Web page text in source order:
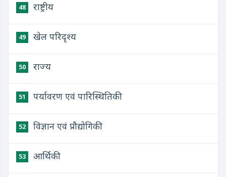
48 राष्ट्रीय
49 खेल परिदृश्य
50 राज्य
51 पर्यावरण एवं पारिस्थितिकी
52 विज्ञान एवं प्रौद्योगिकी
53 आर्थिकी